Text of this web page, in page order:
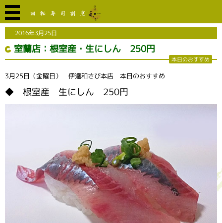
2016年3月25日
室蘭店：根室産・生にしん 250円
本日のおすすめ
3月25日（金曜日） 伊達和さび本店 本日のおすすめ
◆ 根室産 生にしん 250円